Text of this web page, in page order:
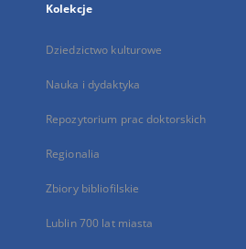
Kolekcje
Dziedzictwo kulturowe
Nauka i dydaktyka
Repozytorium prac doktorskich
Regionalia
Zbiory bibliofilskie
Lublin 700 lat miasta